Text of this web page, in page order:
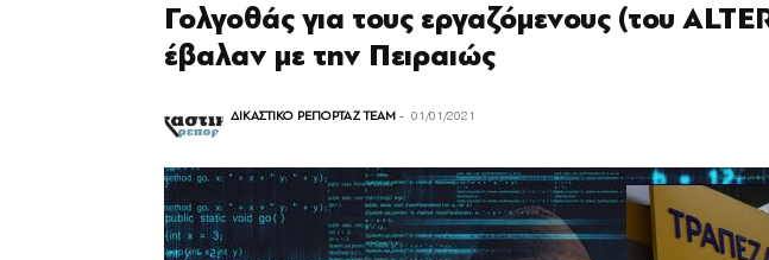
Γολγοθάς για τους εργαζόμενους (του
έβαλαν με την Πειραιώς
ΔΙΚΑΣΤΙΚΟ ΡΕΠΟΡΤΑΖ TEAM - 01/01/2021